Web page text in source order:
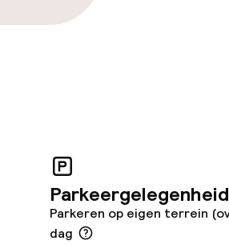
Parkeergelegenheid
Parkeren op eigen terrein
dag